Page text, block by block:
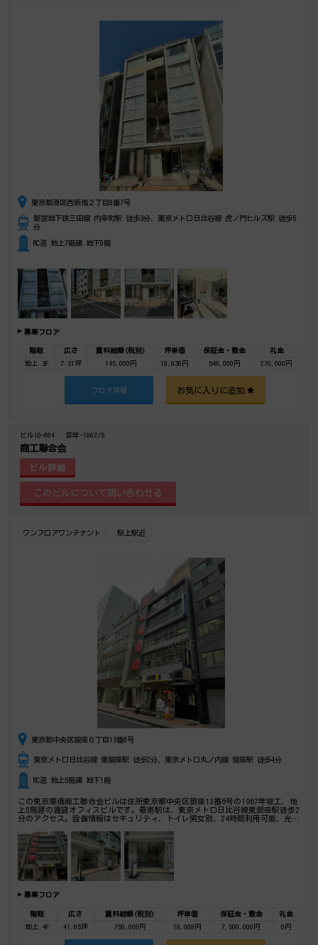
東京都港区西新橋２丁目9番7号
都営地下鉄三田線 内幸町駅 徒歩3分、東京メトロ日比谷線 虎ノ門ヒルズ駅 徒歩5
分
RC造 地上7階建 地下0階
募集フロア
階数 広さ 賃料総額(税別) 坪単価 保証金・敷金
礼金
地上 3F
7.31坪 145,000円 19,836円 540,000円 270,000円
フロア詳細 お気に入りに追加
ビルID-664 築年-1967/5
商工聯合会
ビル詳細
ワンフロアワンテナント 駅上駅近
東京都中央区銀座６丁目13番6号
東京メトロ日比谷線 東銀座駅 徒歩2分、東京メトロ丸ノ内線 銀座駅 徒歩4分
RC造 地上5階建 地下1階
この東京華僑商工聯合会ビルは住所東京都中央区銀座13番6号の1967年竣工、地
上5階建の賃貸オフィスビルです。最寄駅は、東京メトロ日比谷線東銀座駅徒歩2
分のアクセス。設備情報はセキュリティ、トイレ男女別、24時間利用可能、光回
他、事務所、オフィス移転、不動産の事なら何でもお気軽にご相談下さい。
募集フロア
階数 広さ 賃料総額(税別) 坪単価 保証金・敷金
礼金
地上 4F
41.65坪 750,000円 18,008円 7,500,000円 0円